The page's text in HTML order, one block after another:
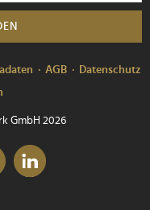
AGB
Datenschutz
GmbH 2026